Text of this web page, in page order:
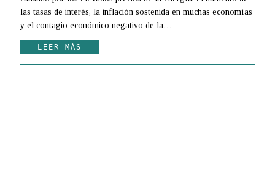
las tasas de interés, la inflación sostenida en muchas economías
y el contagio económico negativo de la…
LEER MÁS